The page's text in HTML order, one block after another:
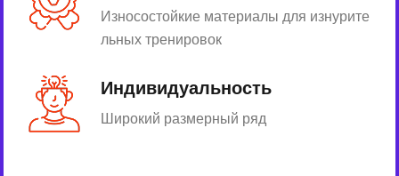
Износостойкие материалы для изнурите
льных тренировок
Индивидуальность
Широкий размерный ряд